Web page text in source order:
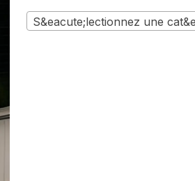
S&eacute;lectionnez une